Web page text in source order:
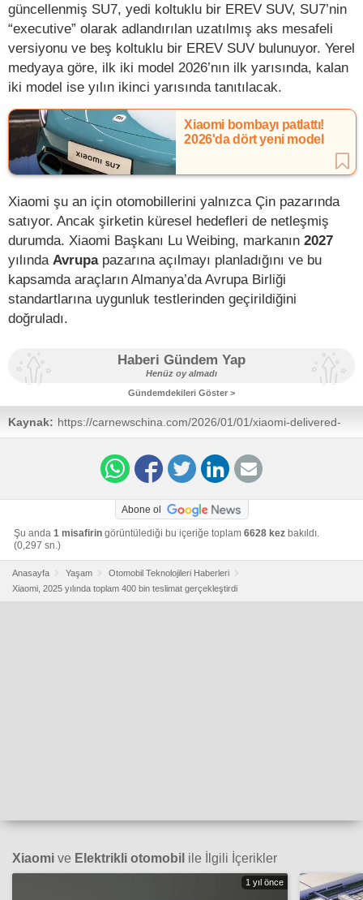
güncellenmiş SU7, yedi koltuklu bir EREV SUV, SU7’nin
“executive” olarak adlandırılan uzatılmış aks mesafeli
versiyonu ve beş koltuklu bir EREV SUV bulunuyor. Yerel
medyaya göre, ilk iki model 2026’nın ilk yarısında, kalan
iki model ise yılın ikinci yarısında tanıtılacak.
Xiaomi bombayı patlattı!
2026'da dört yeni model
Xiaomi şu an için otomobillerini yalnızca Çin pazarında
satıyor. Ancak şirketin küresel hedefleri de netleşmiş
durumda. Xiaomi Başkanı Lu Weibing, markanın 2027
yılında Avrupapazarına açılmayı planladığını ve bu
kapsamda araçların Almanya’da Avrupa Birliği
standartlarına uygunluk testlerinden geçirildiğini
doğruladı.
Haberi Gündem Yap
Henüz oy almadı
Gündemdekileri Göster >
Kaynak: https://carnewschina.com/2026/01/01/xiaomi-delivered-
over-400000-cars-in-2025-one-year-after-its-first-model-
Abone ol
Şu anda 1 misafirin görüntülediği bu içeriğe toplam 6628 kez bakıldı.
(0,297 sn.)
Anasayfa Yaşam
Otomobil Teknolojileri Haberleri
Xiaomi, 2025 yılında toplam 400 bin teslimat gerçekleştirdi
Xiaomi ve Elektrikli otomobil ile İlgili İçerikler
1 yıl önce